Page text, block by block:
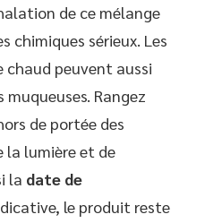
de ce mélange
chimiques sérieux. Les
chaud peuvent aussi
Rangez
de portée des
la lumière et de
la date de
le produit reste